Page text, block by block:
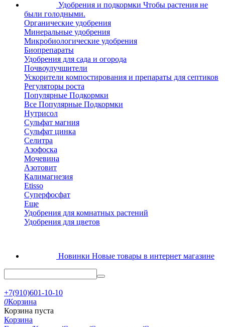
Удобрения и подкормки Чтобы растения не
были голодными.
Органические удобрения
Минеральные удобрения
Микробиологические удобрения
Биопрепараты
Удобрения для сада и огорода
Почвоулучшители
Ускорители компостирования и препараты для септиков
Регуляторы роста
Популярные Подкормки
Все Популярные Подкормки
Нутрисол
Сульфат магния
Сульфат цинка
Селитра
Азофоска
Мочевина
Азотовит
Калимагнезия
Etisso
Суперфосфат
Еще
Удобрения для комнатных растений
Удобрения для цветов
Новинки Новые товары в интернет магазине
+7(910)601-10-10
0Корзина
Корзина пуста
Корзина